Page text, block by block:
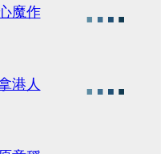
魔作
港人